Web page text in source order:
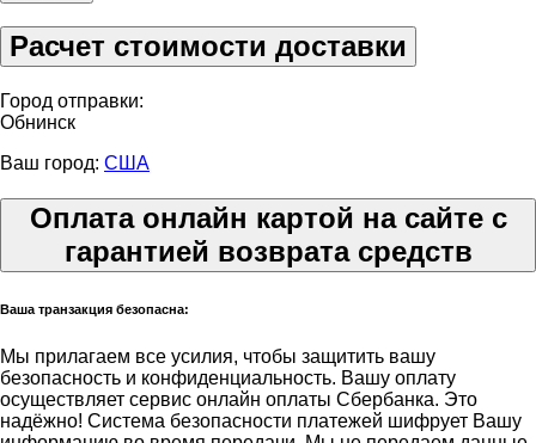
Расчет стоимости доставки
Город отправки:
Обнинск
Ваш город: США
Оплата онлайн картой на сайте с
гарантией возврата средств
Ваша транзакция безопасна:
Мы прилагаем все усилия, чтобы защитить вашу
безопасность и конфиденциальность. Вашу оплату
осуществляет сервис онлайн оплаты Сбербанка. Это
надёжно! Система безопасности платежей шифрует Вашу